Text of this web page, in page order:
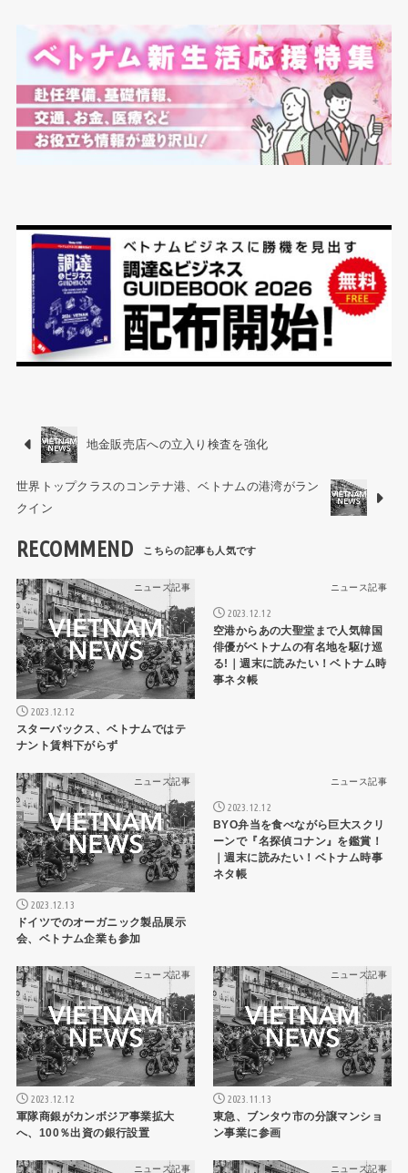
地金販売店への立入り検査を強化
世界トップクラスのコンテナ港、ベトナムの港湾がラン
クイン
RECOMMEND
ニュース記事
2023.12.12
スターバックス、ベトナムではテ
ナント賃料下がらず
ニュース記事
2023.12.12
空港からあの大聖堂まで人気韓国
俳優がベトナムの有名地を駆け巡
る!｜週末に読みたい！ベトナム時
事ネタ帳
ニュース記事
2023.12.13
ドイツでのオーガニック製品展示
会、ベトナム企業も参加
ニュース記事
2023.12.12
BYO弁当を食べながら巨大スクリ
ーンで『名探偵コナン』を鑑賞！
｜週末に読みたい！ベトナム時事
ネタ帳
ニュース記事
2023.12.12
軍隊商銀がカンボジア事業拡大
へ、100％出資の銀行設置
ニュース記事
2023.11.13
東急、ブンタウ市の分譲マンショ
ン事業に参画
ニュース記事 ニュース記事